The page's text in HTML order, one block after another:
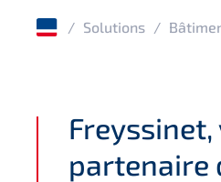
/ Solutions /
partenaire